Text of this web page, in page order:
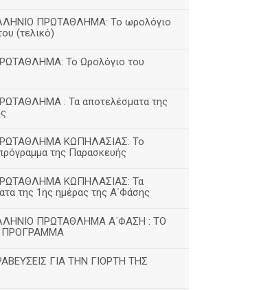
ΠΡΩΤΑΘΛΗΜΑ: Το ωρολόγιο
(τελικό)
Το Ωρολόγιο του
: Τα αποτελέσματα της
ΚΩΠΗΛΑΣΙΑΣ: Το
της Παρασκευής
ΚΩΠΗΛΑΣΙΑΣ: Τα
της 1ης ημέρας της Α΄Φάσης
ΠΡΩΤΑΘΛΗΜΑ Α΄ΦΑΣΗ : ΤΟ
ΠΡΟΓΡΑΜΜΑ
ΓΙΑ ΤΗΝ ΓΙΟΡΤΗ ΤΗΣ